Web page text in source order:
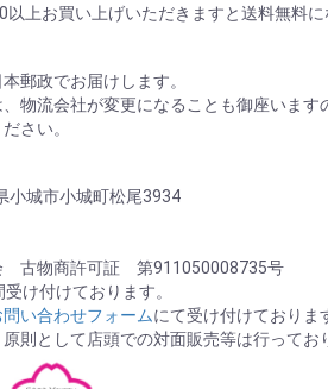
上お買い上げいただきますと送料無料に
郵政でお届けします。
物流会社が変更になることも御座います
さい。
城市小城町松尾3934
古物商許可証 第911050008735号
け付けております。
い合わせフォームにて受け付けておりま
則として店頭での対面販売等は行ってお